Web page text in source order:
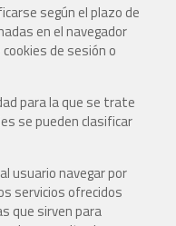
según el plazo de
en el navegador
de sesión o
para la que se trate
se pueden clasificar
navegar por
servicios ofrecidos
que sirven para